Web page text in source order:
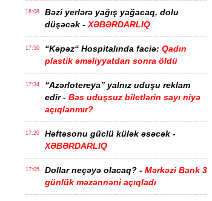
18:08
Bəzi yerlərə yağış yağacaq, dolu
düşəcək - XƏBƏRDARLIQ
17:50 “Kəpəz“ Hospitalında faciə: Qadın
plastik əməliyyatdan sonra öldü
17:34
“Azərlotereya” yalnız uduşu reklam
edir - Bəs uduşsuz biletlərin sayı niyə
açıqlanmır?
17:20
Həftəsonu güclü külək əsəcək -
XƏBƏRDARLIQ
17:05 Dollar neçəyə olacaq? - Mərkəzi Bank 3
günlük məzənnəni açıqladı